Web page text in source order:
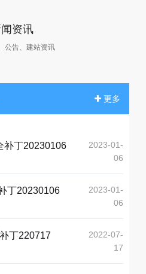
资讯
公告、建站资讯
更多
补丁20230106
2023-01-
06
丁20230106
2023-01-
06
丁220717
2022-07-
17